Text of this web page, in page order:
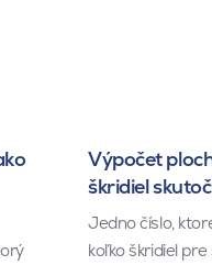
Výpočet
škridiel
Jedno číslo,
koľko škridiel